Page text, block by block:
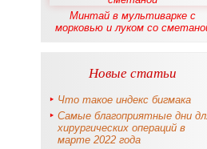
Минтай в мультиварке с
морковью и луком со
Новые статьи
Что такое индекс бигмака
Самые благоприятные дни
хирургических операций в
марте 2022 года